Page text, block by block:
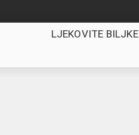
LJEKOVITE BILJKE